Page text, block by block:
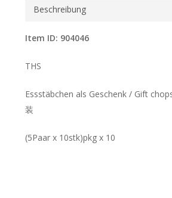
Beschreibung
Item ID: 904046
THS
Essstäbchen als Geschenk / Gift
装
(5Paar x 10stk)pkg x 10